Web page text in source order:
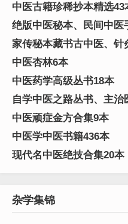
中医古籍珍稀抄本精选43
绝版中医秘本、民间中
家传秘本藏书古中医、针
资料245本
中医杏林6本
中医药学高级丛书18本
自学中医之路丛书、主治
中医顽症金方合集9本
中医学中医书籍436本
现代名中医绝技合集20本
杂学集锦